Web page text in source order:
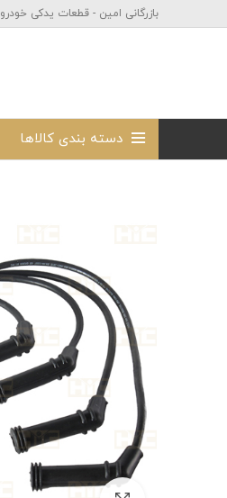
بازرگانی امین - قطعات یدکی خودرو
دسته بندی کالاها